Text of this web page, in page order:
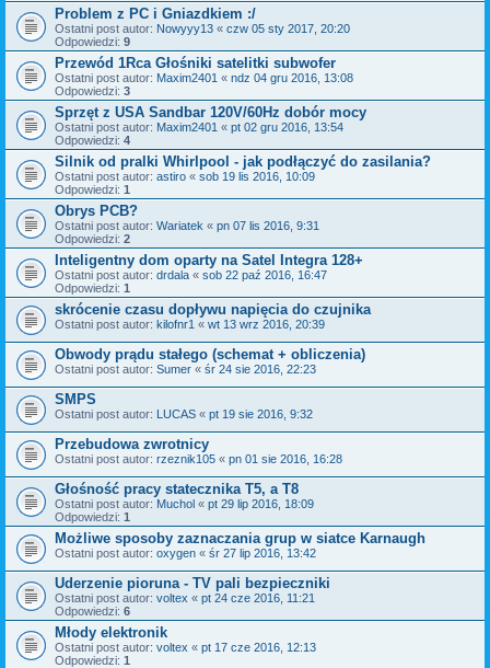
Problem z PC i Gniazdkiem :/
Ostatni post autor: Nowyyy13 « czw 05 sty 2017, 20:20
Odpowiedzi: 9
Przewód 1Rca Głośniki satelitki subwofer
Ostatni post autor: Maxim2401 « ndz 04 gru 2016, 13:08
Odpowiedzi: 3
Sprzęt z USA Sandbar 120V/60Hz dobór mocy
Ostatni post autor: Maxim2401 « pt 02 gru 2016, 13:54
Odpowiedzi: 4
Silnik od pralki Whirlpool - jak podłączyć do zasilania?
Ostatni post autor: astiro « sob 19 lis 2016, 10:09
Odpowiedzi: 1
Obrys PCB?
Ostatni post autor: Wariatek « pn 07 lis 2016, 9:31
Odpowiedzi: 2
Inteligentny dom oparty na Satel Integra 128+
Ostatni post autor: drdala « sob 22 paź 2016, 16:47
Odpowiedzi: 1
skrócenie czasu dopływu napięcia do czujnika
Ostatni post autor: kilofnr1 « wt 13 wrz 2016, 20:39
Obwody prądu stałego (schemat + obliczenia)
Ostatni post autor: Sumer « śr 24 sie 2016, 22:23
SMPS
Ostatni post autor: LUCAS « pt 19 sie 2016, 9:32
Przebudowa zwrotnicy
Ostatni post autor: rzeznik105 « pn 01 sie 2016, 16:28
Głośność pracy statecznika T5, a T8
Ostatni post autor: Muchol « pt 29 lip 2016, 18:09
Odpowiedzi: 1
Możliwe sposoby zaznaczania grup w siatce Karnaugh
Ostatni post autor: oxygen « śr 27 lip 2016, 13:42
Uderzenie pioruna - TV pali bezpieczniki
Ostatni post autor: voltex « pt 24 cze 2016, 11:21
Odpowiedzi: 6
Młody elektronik
Ostatni post autor: voltex « pt 17 cze 2016, 12:13
Odpowiedzi: 1